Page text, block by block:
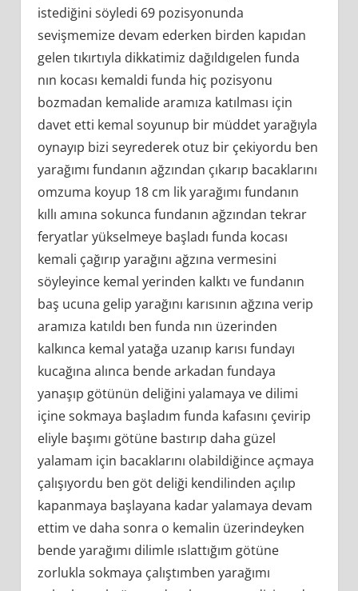
istediğini söyledi 69 pozisyonunda
sevişmemize devam ederken birden kapıdan
gelen tıkırtıyla dikkatimiz dağıldıgelen funda
nın kocası kemaldi funda hiç pozisyonu
bozmadan kemalide aramıza katılması için
davet etti kemal soyunup bir müddet yarağıyla
oynayıp bizi seyrederek otuz bir çekiyordu ben
yarağımı fundanın ağzından çıkarıp bacaklarını
omzuma koyup 18 cm lik yarağımı fundanın
kıllı amına sokunca fundanın ağzından tekrar
feryatlar yükselmeye başladı funda kocası
kemali çağırıp yarağını ağzına vermesini
söyleyince kemal yerinden kalktı ve fundanın
baş ucuna gelip yarağını karısının ağzına verip
aramıza katıldı ben funda nın üzerinden
kalkınca kemal yatağa uzanıp karısı fundayı
kucağına alınca bende arkadan fundaya
yanaşıp götünün deliğini yalamaya ve dilimi
içine sokmaya başladım funda kafasını çevirip
eliyle başımı götüne bastırıp daha güzel
yalamam için bacaklarını olabildiğince açmaya
çalışıyordu ben göt deliği kendilinden açılıp
kapanmaya başlayana kadar yalamaya devam
ettim ve daha sonra o kemalin üzerindeyken
bende yarağımı dilimle ıslattığım götüne
zorlukla sokmaya çalıştımben yarağımı